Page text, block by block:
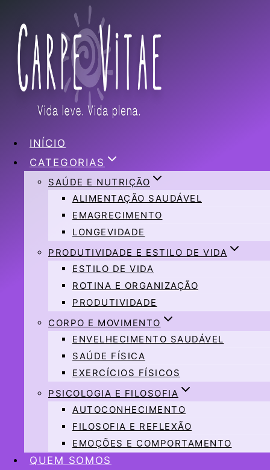
Conteúdo
INÍCIO
CATEGORIAS
SAÚDE E NUTRIÇÃO
ALIMENTAÇÃO SAUDÁVEL
EMAGRECIMENTO
LONGEVIDADE
PRODUTIVIDADE E ESTILO DE VIDA
ESTILO DE VIDA
ROTINA E ORGANIZAÇÃO
PRODUTIVIDADE
CORPO E MOVIMENTO
ENVELHECIMENTO SAUDÁVEL
SAÚDE FÍSICA
EXERCÍCIOS FÍSICOS
PSICOLOGIA E FILOSOFIA
AUTOCONHECIMENTO
FILOSOFIA E REFLEXÃO
EMOÇÕES E COMPORTAMENTO
QUEM SOMOS